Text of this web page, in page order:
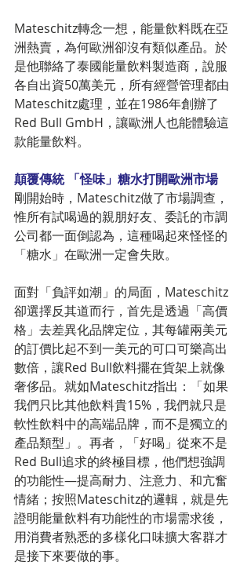
Mateschitz轉念一想，能量飲料既在亞
洲熱賣，為何歐洲卻沒有類似產品。於
是他聯絡了泰國能量飲料製造商，說服
各自出資50萬美元，所有經營管理都由
Mateschitz處理，並在1986年創辦了
Red Bull GmbH，讓歐洲人也能體驗這
款能量飲料。
顛覆傳統 「怪味」糖水打開歐洲市場
剛開始時，Mateschitz做了市場調查，
惟所有試喝過的親朋好友、委託的市調
公司都一面倒認為，這種喝起來怪怪的
「糖水」在歐洲一定會失敗。
面對「負評如潮」的局面，Mateschitz
卻選擇反其道而行，首先是透過「高價
格」去差異化品牌定位，其每罐兩美元
的訂價比起不到一美元的可口可樂高出
數倍，讓Red Bull飲料擺在貨架上就像
奢侈品。就如Mateschitz指出：「如果
我們只比其他飲料貴15%，我們就只是
軟性飲料中的高端品牌，而不是獨立的
產品類型」。再者，「好喝」從來不是
Red Bull追求的終極目標，他們想強調
的功能性—提高耐力、注意力、和亢奮
情緒；按照Mateschitz的邏輯，就是先
證明能量飲料有功能性的市場需求後，
用消費者熟悉的多樣化口味擴大客群才
是接下來要做的事。